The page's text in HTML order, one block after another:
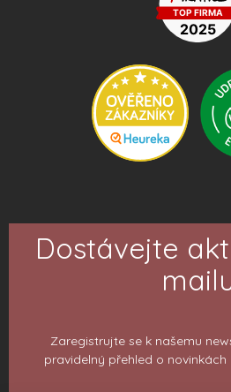
Dostávejte
Zaregistrujte se k našemu
pravidelný přehled o